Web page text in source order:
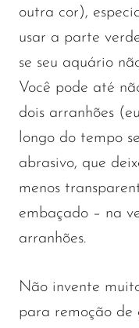
outra cor),
usar a parte
se seu aquário
Você pode até
dois arranhões
longo do tempo
abrasivo, que
menos
embaçado – na
arranhões.
Não invente
para remoção de